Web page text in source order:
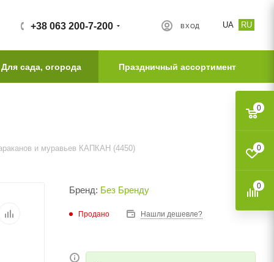
UA RU
ВХОД
+38 063 200-7-200
Для сада, огорода Праздничный ассортимент
и муравьев КАПКАН (4450)
Бренд: Без Бренду
Продано Нашли дешевле?
0
0
0